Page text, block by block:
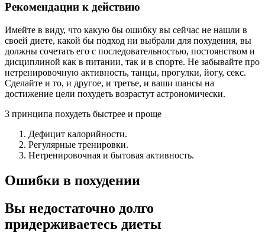
Рекомендации к действию
Имейте в виду, что какую бы ошибку вы сейчас не нашли в
своей диете, какой бы подход ни выбрали для похудения, вы
должны сочетать его с последовательностью, постоянством и
дисциплиной как в питании, так и в спорте. Не забывайте про
нетренировочную активность, танцы, прогулки, йогу, секс.
Сделайте и то, и другое, и третье, и ваши шансы на
достижение цели похудеть возрастут астрономически.
3 принципа похудеть быстрее и проще
Дефицит калорийности.
Регулярные тренировки.
Нетренировочная и бытовая активность.
Ошибки в похудении
Вы недостаточно долго
придерживаетесь диеты